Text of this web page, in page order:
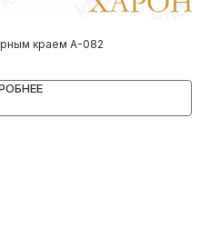
краем A-082